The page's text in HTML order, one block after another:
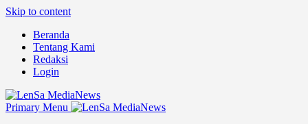
Skip to content
Beranda
Tentang Kami
Redaksi
Login
Primary Menu